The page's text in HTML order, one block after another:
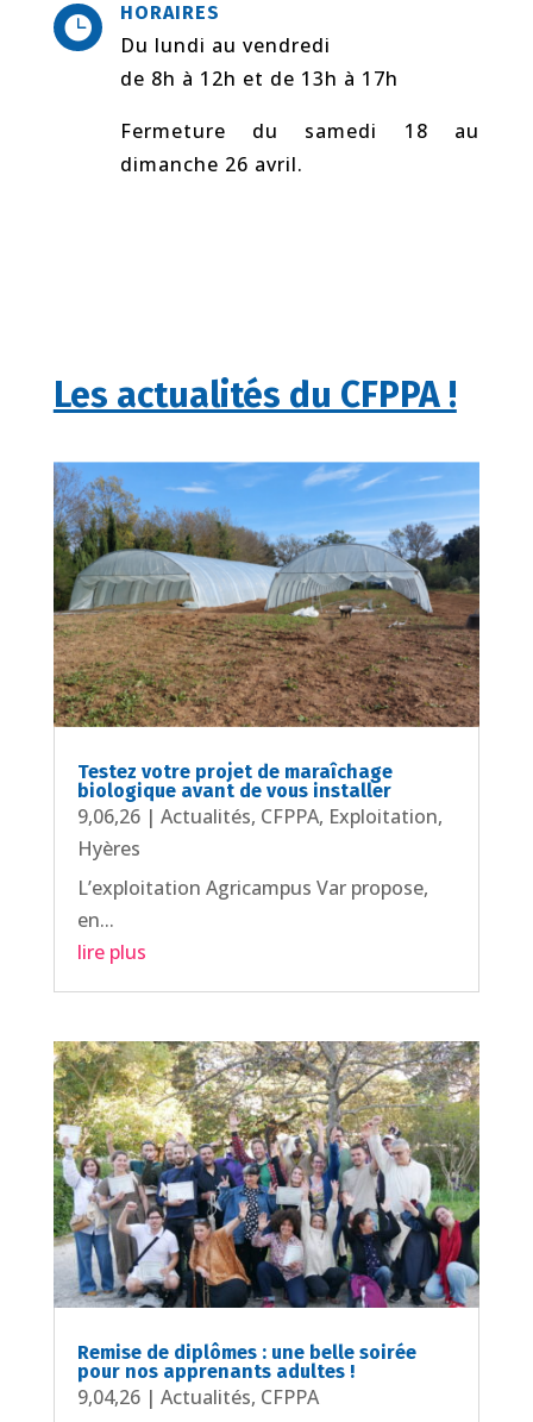
 HORAIRES
Du lundi au vendredi
de 8h à 12h et de 13h à 17h
Fermeture du samedi 18 au
dimanche 26 avril.
Les actualités du CFPPA !
Testez votre projet de maraîchage
biologique avant de vous installer
9,06,26| Actualités, CFPPA, Exploitation,
Hyères
L’exploitation Agricampus Var propose,
en...
lire plus
Remise de diplômes : une belle soirée
pour nos apprenants adultes !
9,04,26| Actualités, CFPPA